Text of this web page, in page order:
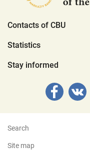
Contacts of CBU
Statistics
Stay informed
Search
Site map